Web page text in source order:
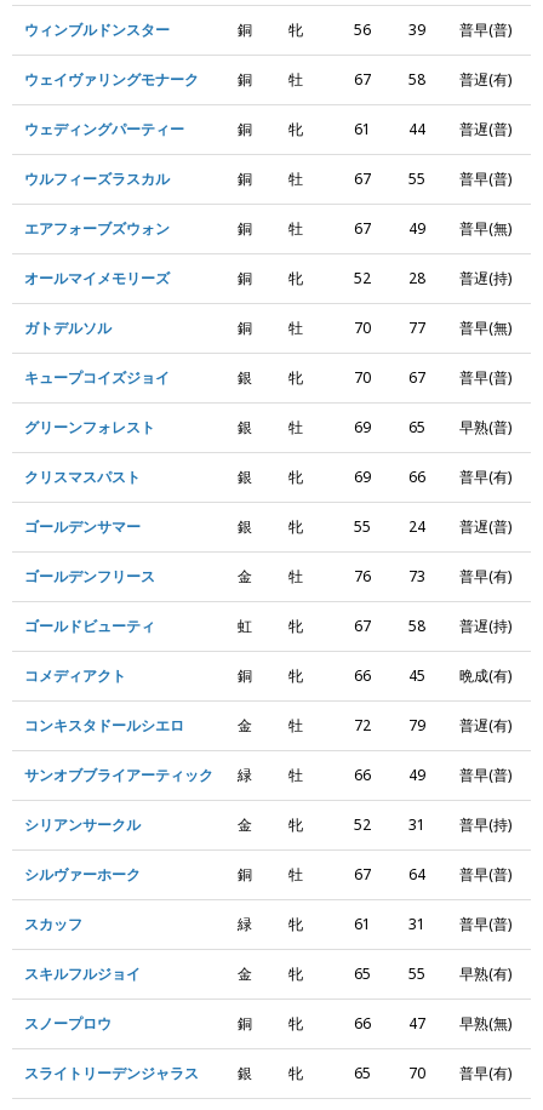
ウィンブルドンスター 銅 牝 56 39 普早(普)
ウェイヴァリングモナーク 銅 牡 67 58 普遅(有)
ウェディングパーティー 銅 牝 61 44 普遅(普)
ウルフィーズラスカル 銅 牡 67 55 普早(普)
エアフォーブズウォン 銅 牡 67 49 普早(無)
オールマイメモリーズ 銅 牝 52 28 普遅(持)
ガトデルソル 銅 牡 70 77 普早(無)
キュープコイズジョイ 銀 牝 70 67 普早(普)
グリーンフォレスト 銀 牡 69 65 早熟(普)
クリスマスパスト 銀 牝 69 66 普早(有)
ゴールデンサマー 銀 牝 55 24 普遅(普)
ゴールデンフリース 金 牡 76 73 普早(有)
ゴールドビューティ 虹 牝 67 58 普遅(持)
コメディアクト 銅 牝 66 45 晩成(有)
コンキスタドールシエロ 金 牡 72 79 普遅(有)
サンオブブライアーティック 緑 牡 66 49 普早(普)
シリアンサークル 金 牝 52 31 普早(持)
シルヴァーホーク 銅 牡 67 64 普早(普)
スカッフ 緑 牝 61 31 普早(普)
スキルフルジョイ 金 牝 65 55 早熟(有)
スノープロウ 銅 牝 66 47 早熟(無)
スライトリーデンジャラス 銀 牝 65 70 普早(有)